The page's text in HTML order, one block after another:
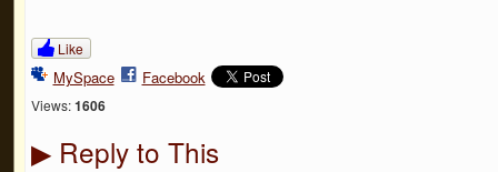
Like
MySpace Facebook
Views: 1606
▶Reply to This